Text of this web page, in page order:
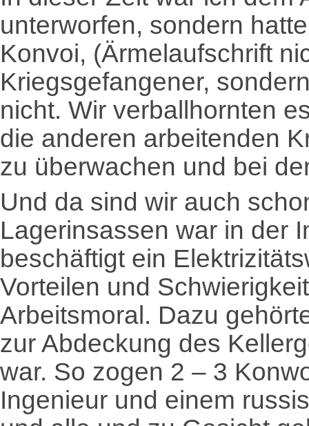
unterworfen, sondern
Konvoi, (Ärmelaufschrift
Kriegsgefangener,
nicht. Wir verballhornten
die anderen arbeitenden
zu überwachen und bei
Und da sind wir auch
Lagerinsassen war in der
beschäftigt ein
Vorteilen und
Arbeitsmoral. Dazu
zur Abdeckung des
war. So zogen 2 – 3
Ingenieur und einem